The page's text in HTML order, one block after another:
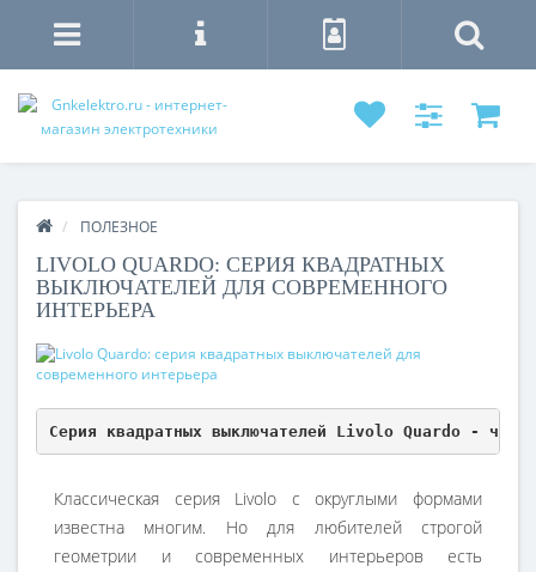
ПОЛЕЗНОЕ
LIVOLO QUARDO: СЕРИЯ КВАДРАТНЫХ
ВЫКЛЮЧАТЕЛЕЙ ДЛЯ СОВРЕМЕННОГО
ИНТЕРЬЕРА
Серия квадратных выключателей Livolo Quardo - что
Классическая серия Livolo с округлыми формами
известна многим. Но для любителей строгой
геометрии и современных интерьеров есть